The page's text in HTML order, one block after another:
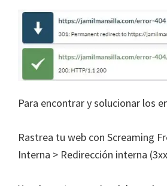
Para encontrar y solucionar los
Rastrea tu web con Screaming
Interna > Redirección interna